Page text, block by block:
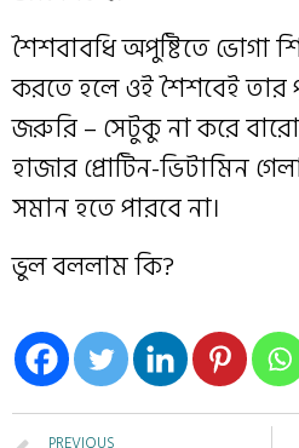
শৈশবাবধি অপুষ্টিতে ভোগা
করতে হলে ওই শৈশবেই তার
জরুরি – সেটুকু না করে
হাজার প্রোটিন-ভিটামিন
সমান হতে পারবে না।
ভুল বললাম কি?